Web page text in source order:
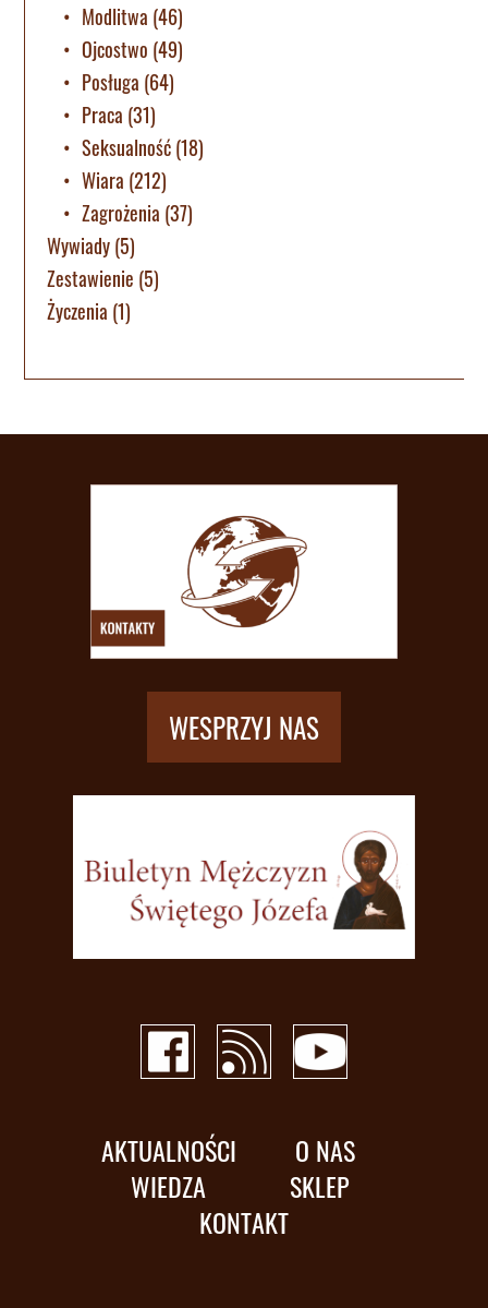
Modlitwa (46)
Ojcostwo (49)
Posługa (64)
Praca (31)
Seksualność(18)
Wiara (212)
Zagrożenia (37)
Wywiady(5)
Zestawienie (5)
Życzenia (1)
WESPRZYJ NAS
AKTUALNOŚCI
O NAS
WIEDZA
SKLEP
KONTAKT